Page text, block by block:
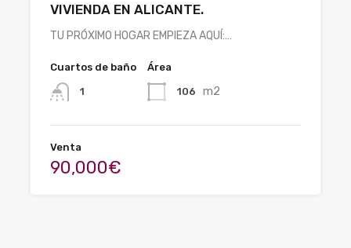
VIVIENDA EN ALICANTE.
TU PRÓXIMO HOGAR EMPIEZA AQUÍ:…
Cuartos de baño
1
Área
106 m2
Venta
90,000€